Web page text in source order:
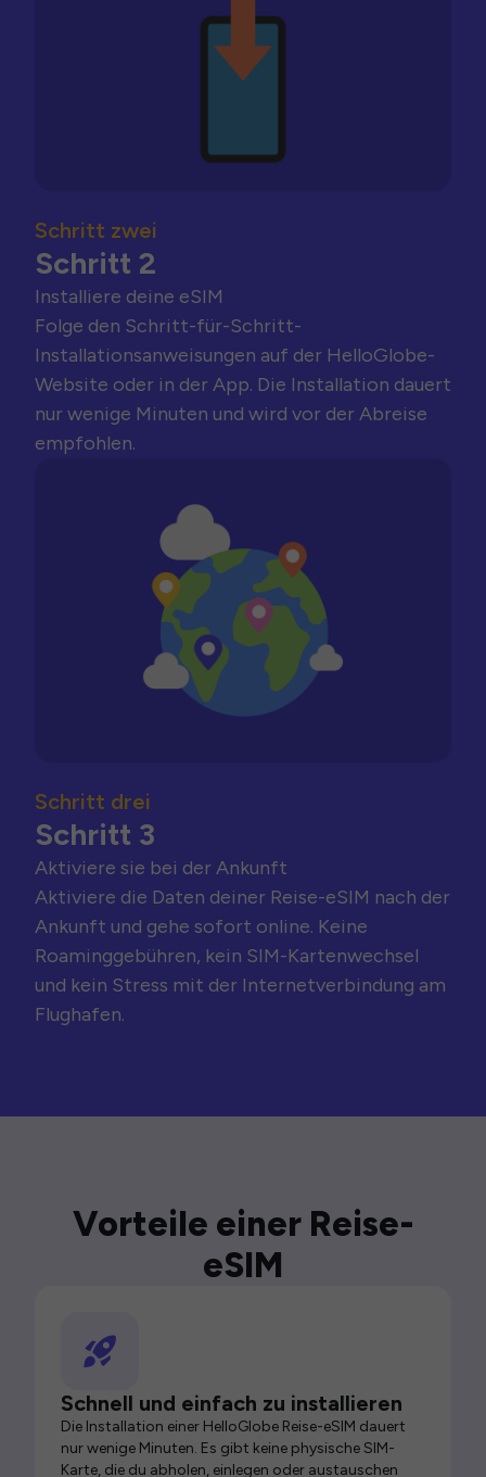
Schritt zwei
Schritt 2
Installiere deine eSIM
Folge den Schritt-für-Schritt-
Installationsanweisungen auf der HelloGlobe-
Website oder in der App. Die Installation dauert
nur wenige Minuten und wird vor der Abreise
empfohlen.
Schritt drei
Schritt 3
Aktiviere sie bei der Ankunft
Aktiviere die Daten deiner Reise-eSIM nach der
Ankunft und gehe sofort online. Keine
Roaminggebühren, kein SIM-Kartenwechsel
und kein Stress mit der Internetverbindung am
Flughafen.
Vorteile einer Reise-
eSIM
Schnell und einfach zu installieren
Die Installation einer HelloGlobe Reise-eSIM dauert
nur wenige Minuten. Es gibt keine physische SIM-
Karte, die du abholen, einlegen oder austauschen